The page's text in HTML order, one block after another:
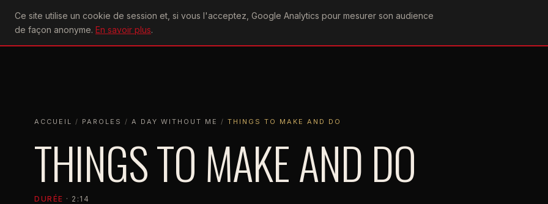
Ce site utilise un cookie de session et, si vous l'acceptez, Google Analytics pour mesurer son audience
de façon anonyme. En savoir plus.
U2achtung
ACCUEIL
ACTU CONCERTS DISCOGRAPHIEPAROLESVIDÉOGRAPHIEFORUMS
ACCUEIL / PAROLES / A DAY WITHOUT ME / THINGS TO MAKE AND DO
THINGS TO MAKE AND DO
DURÉE · 2:14